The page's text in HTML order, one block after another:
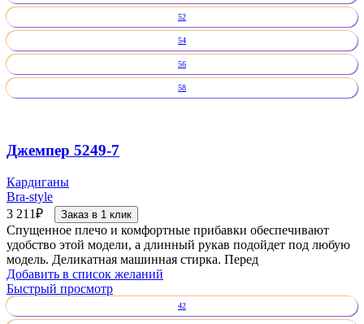
52
54
56
58
Джемпер 5249-7
Кардиганы
Bra-style
3 211₽ Заказ в 1 клик
Спущенное плечо и комфортные прибавки обеспечивают
удобство этой модели, а длинный рукав подойдет под любую
модель. Деликатная машинная стирка. Перед
Добавить в список желаний
Быстрый просмотр
42